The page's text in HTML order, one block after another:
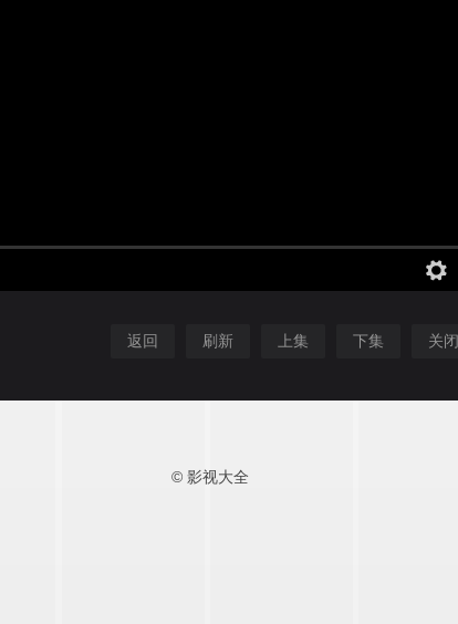
返回 刷新 上集 下集 关
© 影视大全